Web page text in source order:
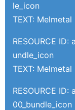
le_icon
TEXT:
RESOURCE ID:
undle_icon
TEXT: Melmetal
RESOURCE ID:
00_bundle_icon